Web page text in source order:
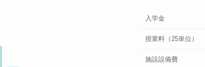
入学金
授業料（25単位）
施設設備費